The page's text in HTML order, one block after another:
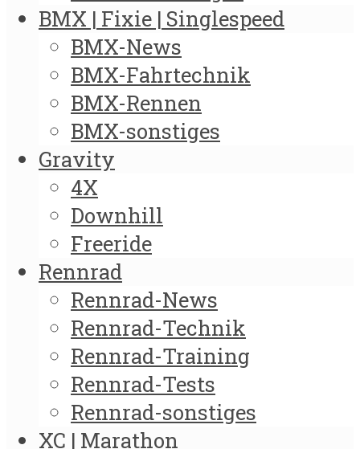
BMX | Fixie | Singlespeed
BMX-News
BMX-Fahrtechnik
BMX-Rennen
BMX-sonstiges
Gravity
4X
Downhill
Freeride
Rennrad
Rennrad-News
Rennrad-Technik
Rennrad-Training
Rennrad-Tests
Rennrad-sonstiges
XC | Marathon